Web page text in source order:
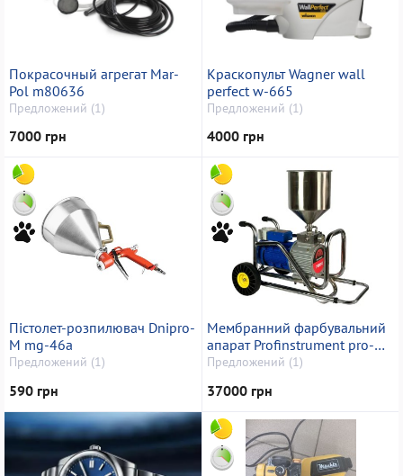
Покрасочный агрегат Mar-
Pol m80636
Предложений (1)
7000 грн
Краскопульт Wagner wall
perfect w-665
Предложений (1)
4000 грн
Пістолет-розпилювач Dnipro-
M mg-46a
Предложений (1)
590 грн
Мембранний фарбувальний
апарат Profinstrument pro-
7000 8.3л 4,5 квт
Предложений (1)
37000 грн